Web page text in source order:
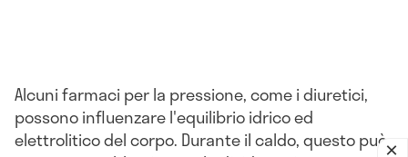
Alcuni farmaci per la pressione, come i diuretici,
possono influenzare l'equilibrio idrico ed
elettrolitico del corpo. Durante il caldo, questo può